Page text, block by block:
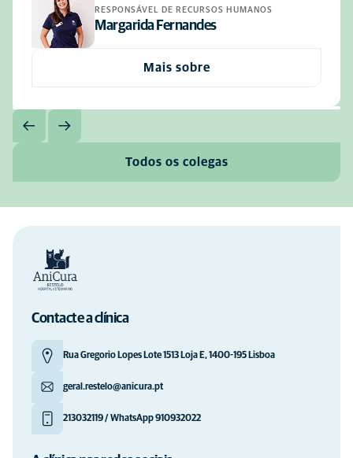
RESPONSÁVEL DE RECURSOS HUMANOS
Margarida Fernandes
Mais sobre
Todos os colegas
Contacte a clínica
Rua Gregorio Lopes Lote 1513 Loja E, 1400-195 Lisboa
geral.restelo@anicura.pt
213032119 / WhatsApp 910932022